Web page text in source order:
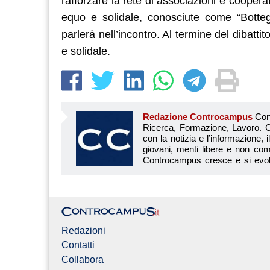
equo e solidale, conosciute come
parlerà nell’incontro. Al termine del
e solidale.
Redazione Controcampus Controcampus è Il magazine più letto dai giovani su: Scuola, Università, Ricerca, Formazione, Lavoro. Controcampus nasce nell’ottobre 2001 con la missione di affiancare con la notizia e l’informazione, il mondo dell’istruzione e dell’università. Il suo cuore pulsante sono i giovani, menti libere e non compromesse da nessun interesse di parte. Il progetto è ambizioso e Controcampus cresce e si evolve arricchendo il proprio staff con nuovi giovani vogliosi di
Redazioni
Contatti
Collabora